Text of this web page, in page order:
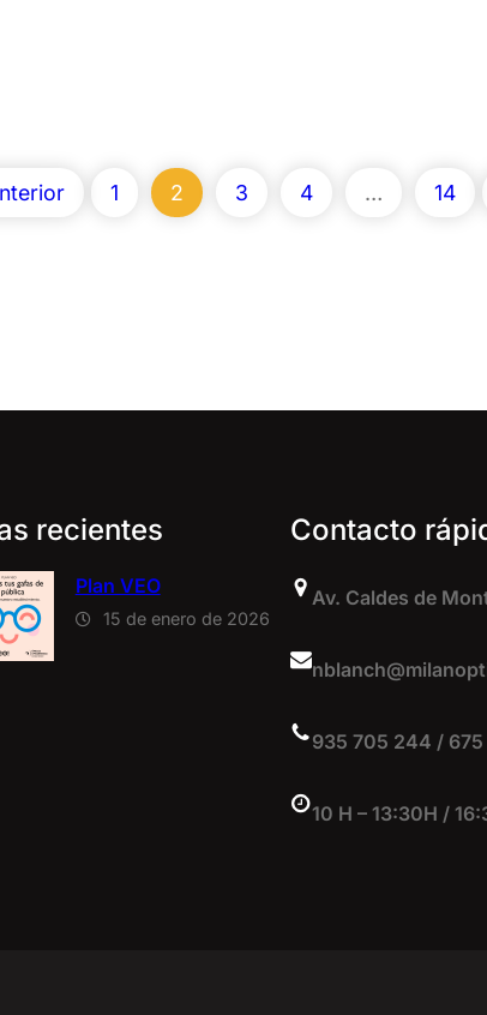
1 2 3 4 … 14
recientes
Plan VEO
15 de enero de 2026
Contacto
Av. Caldes de
935 705 244 /
10 H – 13:30H /